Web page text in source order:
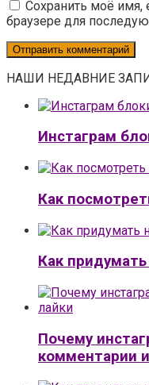
Сохранить моё имя,
браузере для
НАШИ НЕДАВНИЕ
Инстаграм
Как
Как
Почему
комментарии